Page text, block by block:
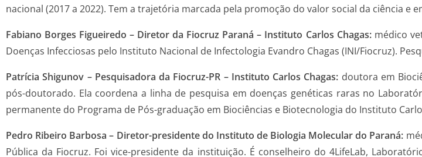
nacional (2017 a 2022). Tem a trajetória marcada pela promoção do valor social da ciência e
Fabiano Borges Figueiredo – Diretor da Fiocruz Paraná – Instituto Carlos Chagas: médico
Doenças Infecciosas pelo Instituto Nacional de Infectologia Evandro Chagas (INI/Fiocruz).
Patrícia Shigunov – Pesquisadora da Fiocruz-PR – Instituto Carlos Chagas: doutora em
pós-doutorado. Ela coordena a linha de pesquisa em doenças genéticas raras no
permanente do Programa de Pós-graduação em Biociências e Biotecnologia do Instituto
Pedro Ribeiro Barbosa – Diretor-presidente do Instituto de Biologia Molecular do Paraná:
Pública da Fiocruz. Foi vice-presidente da instituição. É conselheiro do 4LifeLab,